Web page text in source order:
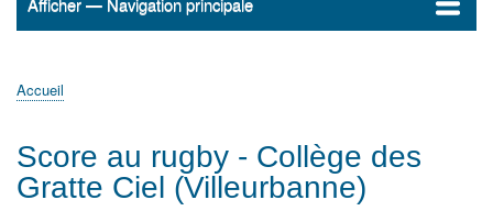
Navigation
Accueil
ActualitésMATh.en.JEANS ?
Régions et Ateliers
Créer, gérer un atelier
Sujets/Publications
Congrès
d'Ariane
Accueil
Score au rugby - Collège des
Gratte Ciel (Villeurbanne)